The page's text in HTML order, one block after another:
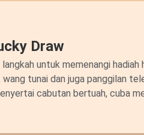
Draw
langkah untuk memenangi
wang tunai dan juga panggilan
cabutan bertuah, cuba